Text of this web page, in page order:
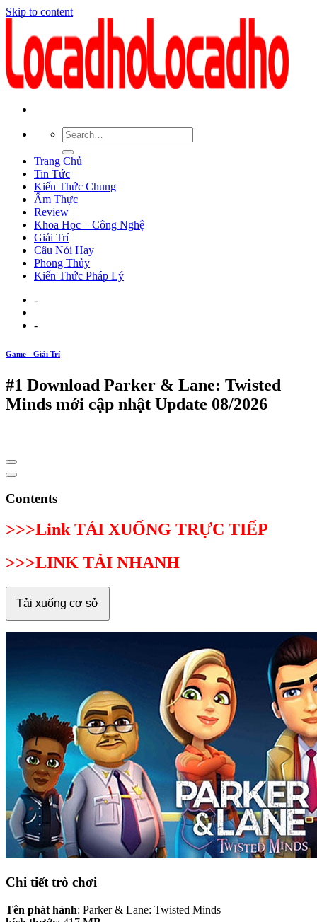
Skip to content
Trang Chủ
Tin Tức
Kiến Thức Chung
Ẩm Thực
Review
Khoa Học – Công Nghệ
Giải Trí
Câu Nói Hay
Phong Thủy
Kiến Thức Pháp Lý
-
-
Game - Giải Trí
#1 Download Parker & Lane: Twisted
Minds mới cập nhật Update 08/2026
Contents
>>>Link TẢI XUỐNG TRỰC TIẾP
>>>LINK TẢI NHANH
Tải xuống cơ sở
Chi tiết trò chơi
Tên phát hành: Parker & Lane: Twisted Minds